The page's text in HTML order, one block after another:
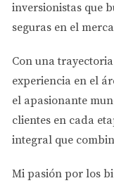
concentrarse solo
embargo, hay
Costos de
la finalización
legales,
tendrás que
Impuestos
inversionistas que
seguras en el
Con una
experiencia en el
el apasionante
clientes en cada
integral que
Mi pasión por los